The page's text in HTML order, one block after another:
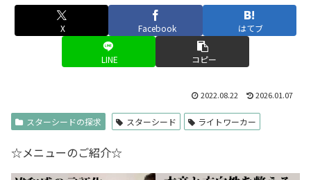
X Facebook はてブ
LINE コピー
2022.08.22 2026.01.07
スターシードの探求 スターシード ライトワーカー
☆メニューのご紹介☆